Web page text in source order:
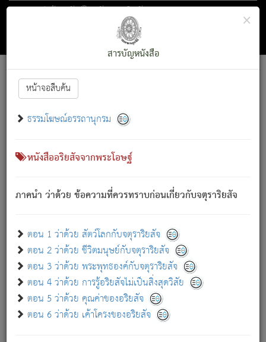
ตอน 1 ว่าด้วย สัตว์โลกกับจตุราริยสัจ
สารบัญ×
สารบัญหนังสือ
หน้าจอสืบค้น
ธรรมโฆษณ์อรรถานุกรม
หนังสืออริยสัจจากพระโอษฐ์
ภาคนำ ว่าด้วย ข้อความที่ควรทราบก่อนเกี่ยวกับจตุราริยสัจ
ตอน 1 ว่าด้วย สัตว์โลกกับจตุราริยสัจ
ตอน 2 ว่าด้วย ชีวิตมนุษย์กับจตุราริยสัจ
ตอน 3 ว่าด้วย พระพุทธองค์กับจตุราริยสัจ
ตอน 4 ว่าด้วย การรู้อริยสัจไม่เป็นสิ่งสุดวิสัย
ตอน 5 ว่าด้วย คุณค่าของอริยสัจ
ตอน 6 ว่าด้วย เค้าโครงของอริยสัจ
Font :15 ]||
สัตว์โลกนี้ เกิดความเดือดร้อนแล้ว มีผัสสะบังหน้า
เขาสำคัญสิ่งใด โดยความเป็นประการใด แต่สิ่งนั้นย่อมเป็น
(ตามที่เป็นจริง) โดยประการอื่นจากที่เขาสำคัญนั้น
สัตว์โลกติดข้องอยู่ในภพ ถูกภพบังหน้าแล้ว มีภพโดยความ
เป็นอย่างอื่น (จากที่มันเป็นอยู่จริง) จึงได้เพลิดเพลินยิ่งนักในภพ
เขาเพลิดเพลินยิ่งนักในสิ่งใด สิ่งนั้นเป็นภัย (ที่เขาไม่รู้จัก)
เขากลัวต่อสิ่งใดสิ่งนั้นเป็นทุกข์
พรหมจรรย์นี้ อันบุคคลย่อมประพฤติ ก็เพื่อการละขาดซึ่ง
ภพ.
สมณะหรือพราหมณ์เหล่าใด กล่าวความหลุดพ้นจากภพว่า
มีได้เพราะภพ เรากล่าวว่า สมณะหรือพราหมณ์ทั้งปวงนั้น
มิใช่ผู้หลดพ้นจากภพ.